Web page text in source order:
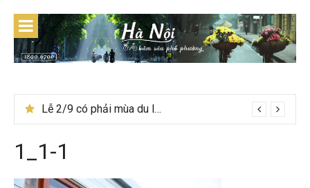
content
Lễ 2/9 có phải mùa du lịch Hà Giang đẹp không?
1_1-1